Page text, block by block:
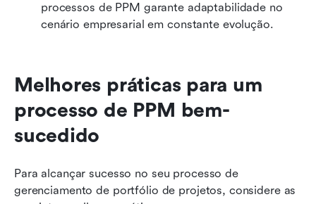
processos de PPM garante adaptabilidade no
cenário empresarial em constante evolução.
Melhores práticas para um
processo de PPM bem-
sucedido
Para alcançar sucesso no seu processo de
gerenciamento de portfólio de projetos, considere as